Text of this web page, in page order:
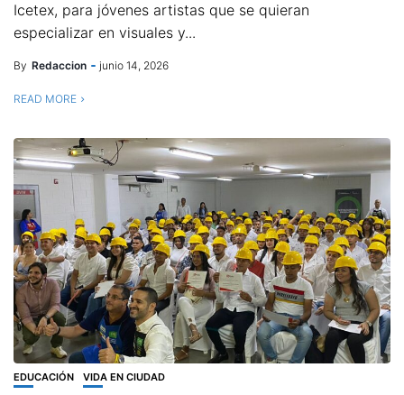
Icetex, para jóvenes artistas que se quieran
especializar en visuales y...
By Redaccion junio 14, 2026
READ MORE
EDUCACIÓN VIDA EN CIUDAD